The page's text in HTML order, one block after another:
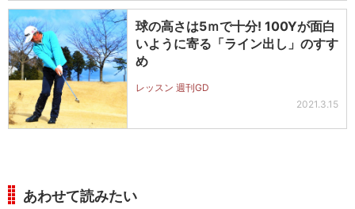
球の高さは5ｍで十分! 100Yが面白
いように寄る「ライン出し」のすす
め
レッスン 週刊GD
2021.3.15
あわせて読みたい